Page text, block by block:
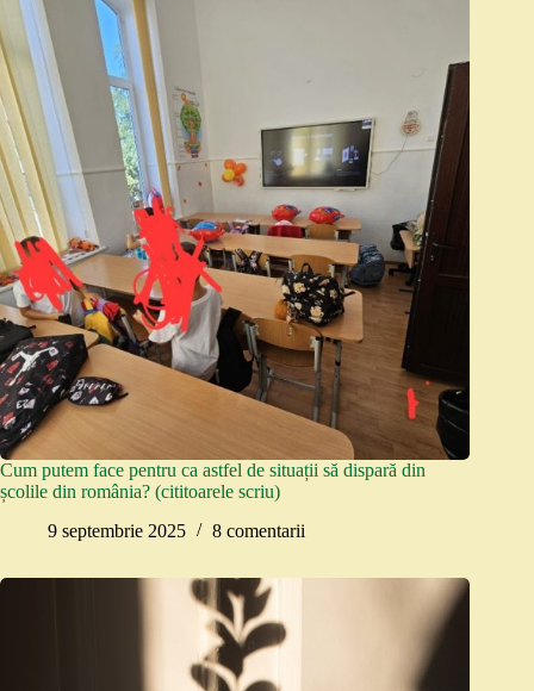
Cum putem face pentru ca astfel de situații să dispară din
școlile din românia? (cititoarele scriu)
9 septembrie 2025
8 comentarii